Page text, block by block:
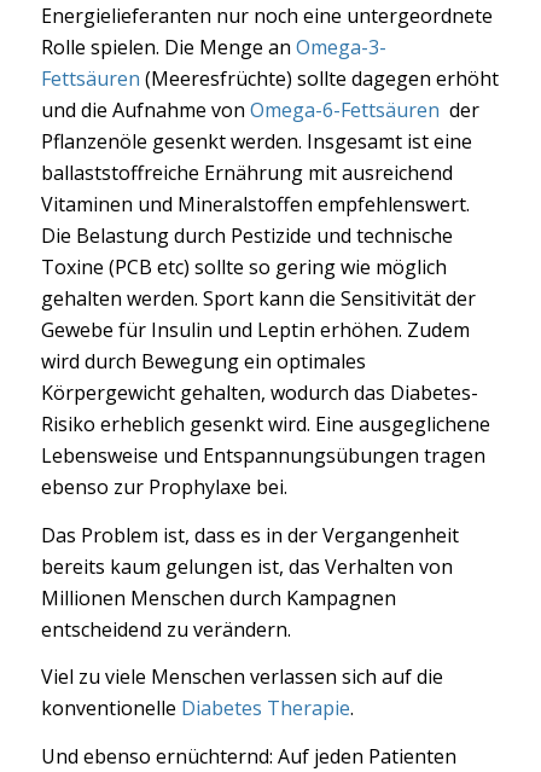
Energielieferanten nur noch eine untergeordnete
Rolle spielen. Die Menge an Omega-3-
Fettsäuren (Meeresfrüchte) sollte dagegen erhöht
und die Aufnahme von Omega-6-Fettsäuren der
Pflanzenöle gesenkt werden. Insgesamt ist eine
ballaststoffreiche Ernährung mit ausreichend
Vitaminen und Mineralstoffen empfehlenswert.
Die Belastung durch Pestizide und technische
Toxine (PCB etc) sollte so gering wie möglich
gehalten werden. Sport kann die Sensitivität der
Gewebe für Insulin und Leptin erhöhen. Zudem
wird durch Bewegung ein optimales
Körpergewicht gehalten, wodurch das Diabetes-
Risiko erheblich gesenkt wird. Eine ausgeglichene
Lebensweise und Entspannungsübungen tragen
ebenso zur Prophylaxe bei.
Das Problem ist, dass es in der Vergangenheit
bereits kaum gelungen ist, das Verhalten von
Millionen Menschen durch Kampagnen
entscheidend zu verändern.
Viel zu viele Menschen verlassen sich auf die
konventionelle Diabetes Therapie.
Und ebenso ernüchternd: Auf jeden Patienten